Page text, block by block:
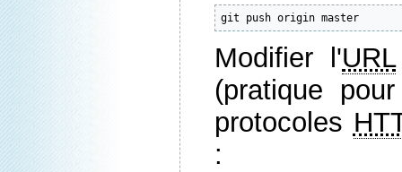
git push origin master
Modifier l'URL
(pratique
protocoles
: